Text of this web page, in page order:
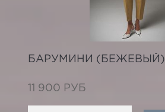
БАРУМИНИ (БЕЖЕВЫЙ)
11 900 РУБ